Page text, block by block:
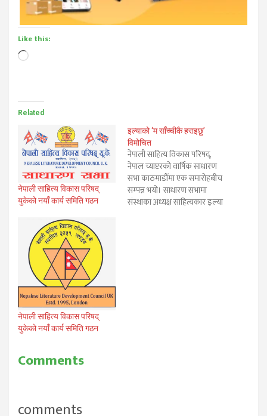
Like this:
Loading…
Related
नेपाली साहित्य विकास परिषद्
युकेको नयाँ कार्य समिति गठन
इल्याको ‘म साँच्चीकै हराइछु’
विमोचित
नेपाली साहित्य विकास परिषद्,
नेपाल च्याप्टरको वार्षिक साधारण
सभा काठमाडौँमा एक समारोहबीच
सम्पन्न भयो। साधारण सभामा
संस्थाका अध्यक्ष साहित्यकार इल्या
नेपाली साहित्य विकास परिषद्
युकेको नयाँ कार्य समिति गठन
Comments
comments